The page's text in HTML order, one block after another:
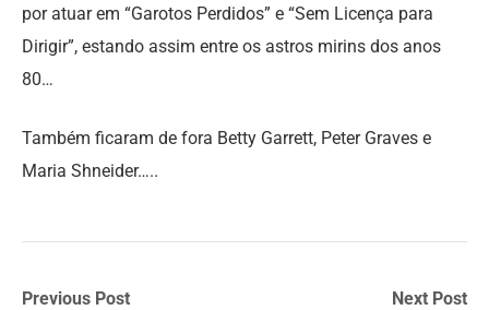
por atuar em “Garotos Perdidos” e “Sem Licença para
Dirigir”, estando assim entre os astros mirins dos anos
80…
Também ficaram de fora Betty Garrett, Peter Graves e
Maria Shneider…..
Previous Post
Next Post